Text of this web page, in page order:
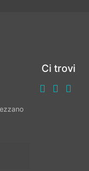
Ci trovi